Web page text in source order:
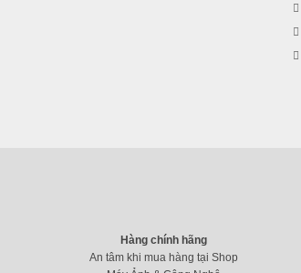
Hàng chính hãng
An tâm khi mua hàng tại Shop